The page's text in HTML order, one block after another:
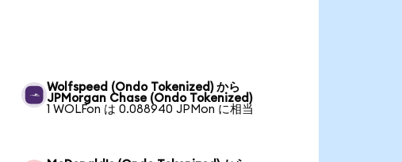
Wolfspeed (Ondo Tokenized) から
JPMorgan Chase (Ondo Tokenized)
1 WOLFon は 0.088940 JPMon に相当